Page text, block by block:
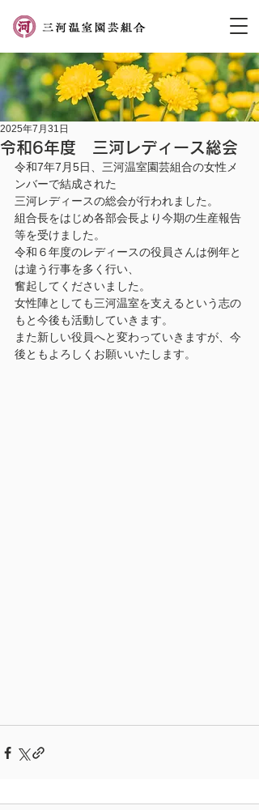
令和6年度 三河レディース総会
2025年7月31日
令和7年7月5日、三河温室園芸組合の女性メ
ンバーで結成された
三河レディースの総会が行われました。
組合長をはじめ各部会長より今期の生産報告
等を受けました。
令和６年度のレディースの役員さんは例年と
は違う行事を多く行い、
奮起してくださいました。
女性陣としても三河温室を支えるという志の
もと今後も活動していきます。
また新しい役員へと変わっていきますが、今
後ともよろしくお願いいたします。